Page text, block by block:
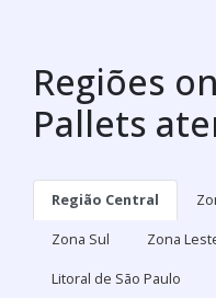
Regiões
Pallets
Região Central
Zona Sul
Zona
Litoral de São Paulo